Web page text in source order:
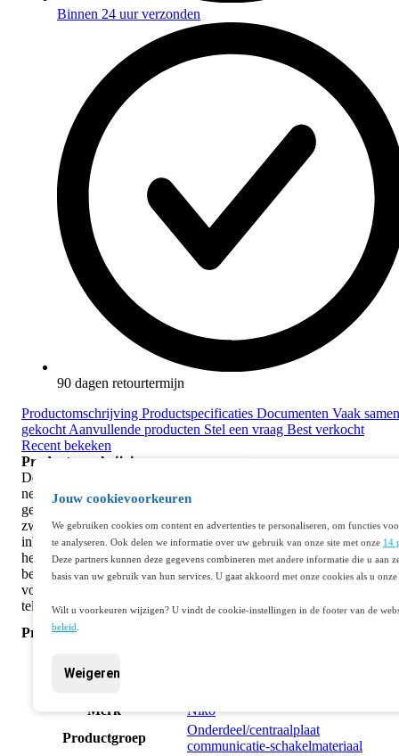
Jouw cookievoorkeuren
We gebruiken cookies om content en advertenties te personaliseren, om functies
te analyseren. Ook delen we informatie over uw gebruik van onze site met onze 14
Deze partners kunnen deze gegevens combineren met andere informatie die u aan
basis van uw gebruik van hun services. U gaat akkoord met onze cookies als u
Wilt u voorkeuren wijzigen? U vindt de cookie-instellingen in de footer van de
beleid
Weigeren
Binnen 24 uur verzonden
90 dagen retourtermijn
Productomschrijving Productspecificaties Documenten Vaak samen
gekocht Aanvullende producten Stel een vraag Best verkocht
Recent bekeken
Productomschrijving
Deze Niko centraalplaat voor een 1-voudige coaxaansluiting en
netwerkaansluiting is door de compacte afmeting van 45 x 45 mm
geschikt voor directe integratie in diverse Niko series. Je klikt de
zwarte afwerkingsset vast via de snap-bevestiging in een
inbouwdoos van minimaal 50 mm diep. De halogeenvrije kunststof
heeft een matte afwerking in RAL 9005 en biedt een IP41-
beschermingsgraad. Dankzij de afgeschermde behuizing en ruimte
voor twee connectoren realiseer je een storingsvrije data- en
televisieverbinding in elke professionele installatie.
Productspecificaties
Fabrikantnummer
Merk
Niko
Productgroep
Onderdeel/centraalplaat
communicatie-schakelmateriaal